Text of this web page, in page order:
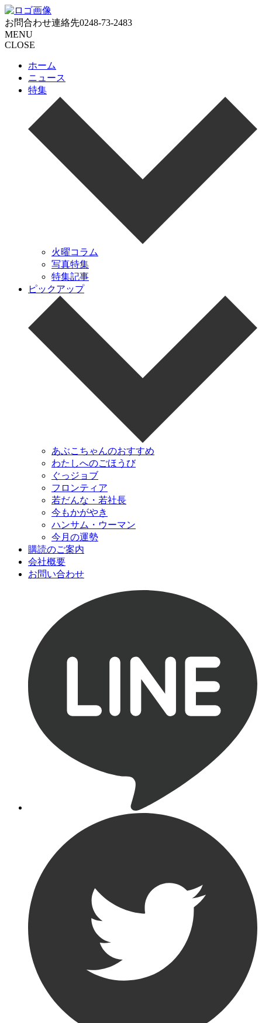
お問合わせ連絡先0248-73-2483
MENU
CLOSE
ホーム
ニュース
特集
火曜コラム
写真特集
特集記事
ピックアップ
あぶこちゃんのおすすめ
わたしへのごほうび
ぐっジョブ
フロンティア
若だんな・若社長
今もかがやき
ハンサム・ウーマン
今月の運勢
購読のご案内
会社概要
お問い合わせ